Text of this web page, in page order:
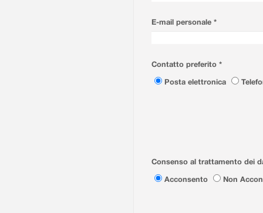
E-mail personale *
Contatto preferito *
Posta elettronica
Consenso al trattamento dei
Acconsento
Non